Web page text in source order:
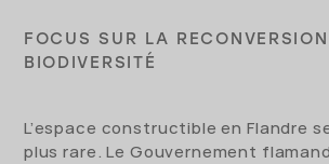
FOCUS SUR LA
BIODIVERSITÉ
L’espace constructible en Flandre
plus rare. Le Gouvernement